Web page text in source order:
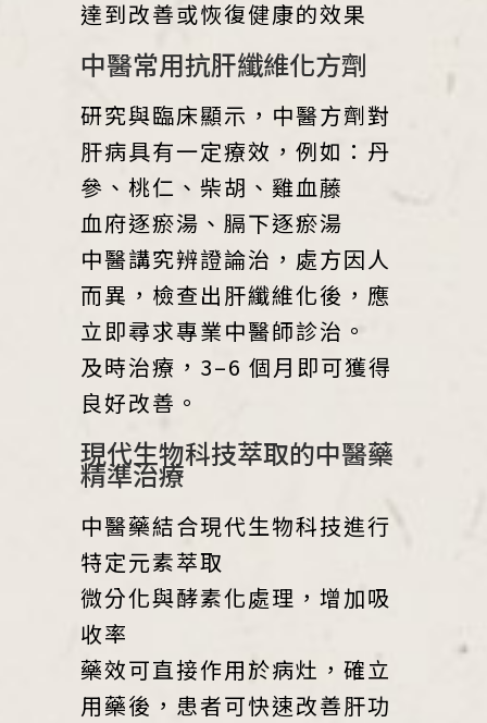
達到改善或恢復健康的效果
中醫常用抗肝纖維化方劑
研究與臨床顯示，中醫方劑對
肝病具有一定療效，例如：丹
參、桃仁、柴胡、雞血藤
血府逐瘀湯、膈下逐瘀湯
中醫講究辨證論治，處方因人
而異，檢查出肝纖維化後，應
立即尋求專業中醫師診治。
及時治療，3–6 個月即可獲得
良好改善。
現代生物科技萃取的中醫藥
精準治療
中醫藥結合現代生物科技進行
特定元素萃取
微分化與酵素化處理，增加吸
收率
藥效可直接作用於病灶，確立
用藥後，患者可快速改善肝功